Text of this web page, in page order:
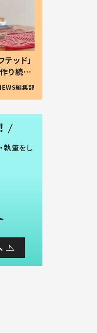
ッド」
り続け
の子編集部
執筆をし